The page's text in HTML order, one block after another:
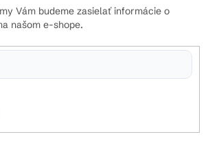
Vám budeme zasielať informácie o
našom e-shope.